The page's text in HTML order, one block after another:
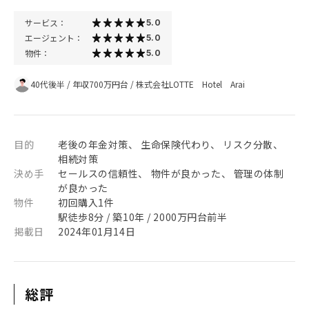
サービス： 5.0
エージェント： 5.0
物件： 5.0
40代後半 / 年収700万円台 /株式会社LOTTE Hotel Arai
目的
老後の年金対策、 生命保険代わり、 リスク分散、
相続対策
決め手
セールスの信頼性、 物件が良かった、 管理の体制
が良かった
物件
初回購入1件
駅徒歩8分 / 築10年 / 2000万円台前半
掲載日
2024年01月14日
総評